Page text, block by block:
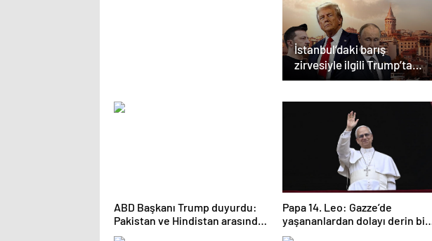
İstanbul’daki barış
zirvesiyle ilgili Trump’tan
yeni açıklama
ABD Başkanı Trump duyurdu:
Pakistan ve Hindistan arasında
ateşkes
Papa 14. Leo: Gazze’de
yaşananlardan dolayı derin bir
üzüntü duyuyorum